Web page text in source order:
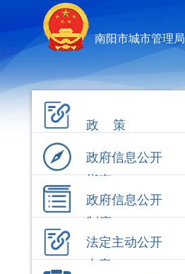
南阳市城市管理局
政 策
政府信息公开
指南
政府信息公开
制度
法定主动公开
内容